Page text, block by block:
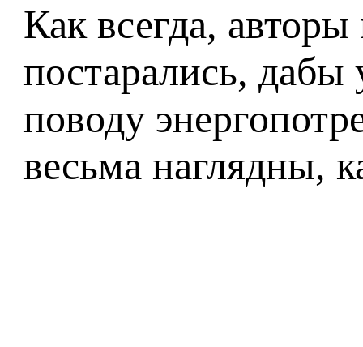
Как всегда,
постарались, дабы
поводу
весьма наглядны,